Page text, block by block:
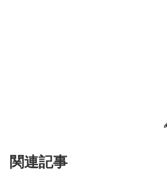
関連記事